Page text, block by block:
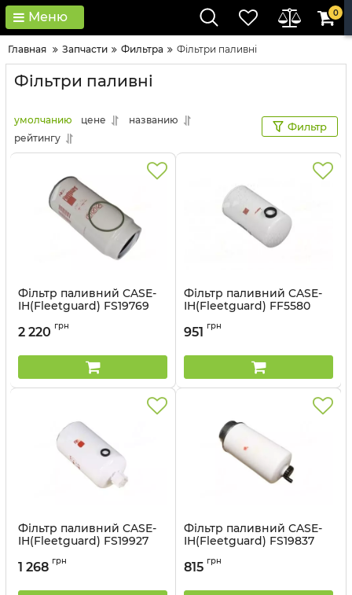
Меню 0
Главная Запчасти Фильтра Фільтри паливні
Фільтри паливні
умолчанию цене
названию
рейтингу
Фильтр
Фільтр паливний CASE-
IH(Fleetguard) FS19769
2 220 грн
Фільтр паливний CASE-
IH(Fleetguard) FF5580
951 грн
Фільтр паливний CASE-
IH(Fleetguard) FS19927
1 268 грн
Фільтр паливний CASE-
IH(Fleetguard) FS19837
815 грн